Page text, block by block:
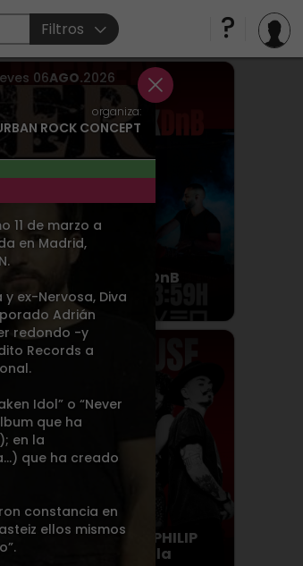
organiza:
ROCK CONCEPT
11 de marzo a
en Madrid,
ex-Nervosa, Diva
Adrián
redondo -y
Records a
Idol” o “Never
que ha
en la
que ha creado
constancia en
ellos mismos
Filtros
06AGO.2026
> Sala Even
JUEVEN BREAK&DnB
07AGO.2026
> Sala Even
ROCK THE HOUSE + PHILIP
MIRROR en Sevilla